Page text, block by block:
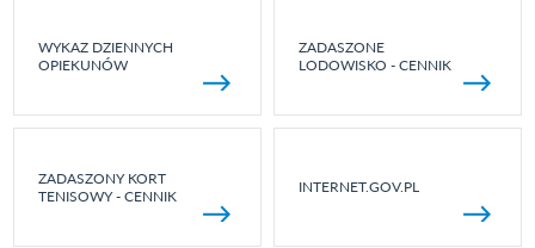
WYKAZ DZIENNYCH
OPIEKUNÓW
ZADASZONE
LODOWISKO - CENNIK
ZADASZONY KORT
TENISOWY - CENNIK
INTERNET.GOV.PL